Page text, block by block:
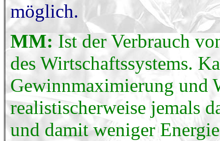
möglich.
MM: Ist der Verbrauch
des Wirtschaftssystems.
Gewinnmaximierung und
realistischerweise jemals
und damit weniger